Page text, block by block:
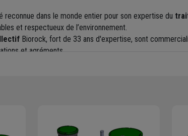
dans le monde entier pour son expertise du
et respectueux de l’environnement.
Biorock, fort de 33 ans d'expertise, sont
et agréments.
qualité, innovantes et révolutionnaires. Les filières